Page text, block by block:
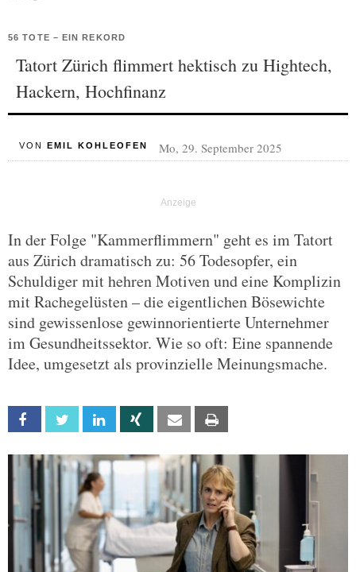
56 TOTE – EIN REKORD
Tatort Zürich flimmert hektisch zu Hightech,
Hackern, Hochfinanz
VON EMIL KOHLEOFEN Mo, 29. September 2025
In der Folge "Kammerflimmern" geht es im Tatort
aus Zürich dramatisch zu: 56 Todesopfer, ein
Schuldiger mit hehren Motiven und eine Komplizin
mit Rachegelüsten – die eigentlichen Bösewichte
sind gewissenlose gewinnorientierte Unternehmer
im Gesundheitssektor. Wie so oft: Eine spannende
Idee, umgesetzt als provinzielle Meinungsmache.
Facebook Twitter Linkedin Xing Email